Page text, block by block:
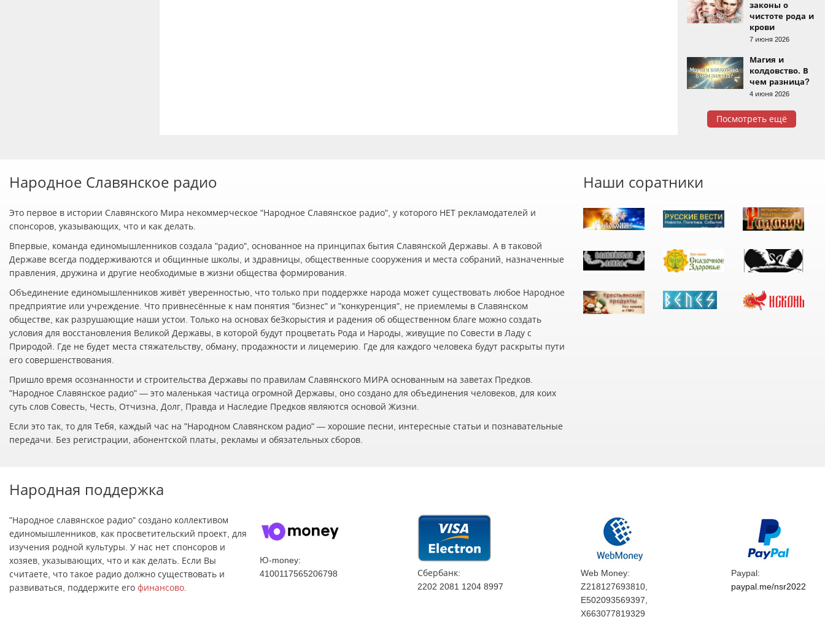
законы о
чистоте рода и
крови
7 июня 2026
Магия и
колдовство. В
чем разница?
4 июня 2026
Посмотреть ещё
Народное Славянское радио
Это первое в истории Славянского Мира некоммерческое "Народное Славянское радио", у которого НЕТ рекламодателей и
спонсоров, указывающих, что и как делать.
Впервые, команда единомышленников создала "радио", основанное на принципах бытия Славянской Державы. А в таковой
Державе всегда поддерживаются и общинные школы, и здравницы, общественные сооружения и места собраний, назначенные
правления, дружина и другие необходимые в жизни общества формирования.
Объединение единомышленников живёт уверенностью, что только при поддержке народа может существовать любое Народное
предприятие или учреждение. Что привнесённые к нам понятия "бизнес" и "конкуренция", не приемлемы в Славянском
обществе, как разрушающие наши устои. Только на основах беЗкорыстия и радения об общественном благе можно создать
условия для восстановления Великой Державы, в которой будут процветать Рода и Народы, живущие по Совести в Ладу с
Природой. Где не будет места стяжательству, обману, продажности и лицемерию. Где для каждого человека будут раскрыты пути
его совершенствования.
Пришло время осознанности и строительства Державы по правилам Славянского МИРА основанным на заветах Предков.
"Народное Славянское радио" — это маленькая частица огромной Державы, оно создано для объединения человеков, для коих
суть слов Совесть, Честь, Отчизна, Долг, Правда и Наследие Предков являются основой Жизни.
Если это так, то для Тебя, каждый час на "Народном Славянском радио" — хорошие песни, интересные статьи и познавательные
передачи. Без регистрации, абонентской платы, рекламы и обязательных сборов.
Наши соратники
Народная поддержка
"Народное славянское радио" создано коллективом
единомышленников, как просветительский проект, для
изучения родной культуры. У нас нет спонсоров и
хозяев, указывающих, что и как делать. Если Вы
считаете, что такое радио должно существовать и
развиваться, поддержите его финансово
Ю-money:
4100117565206798
Сбербанк:
2202 2081 1204 8997
Web Money:
Z218127693810,
E502093569397,
X663077819329
Paypal:
paypal.me/nsr2022